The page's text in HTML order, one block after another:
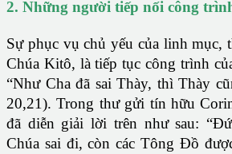
2. Những người tiếp nối công
Sự phục vụ chủ yếu của linh mục,
Chúa Kitô, là tiếp tục công trình
“Như Cha đã sai Thày, thì Thày
20,21). Trong thư gửi tín hữu
đã diễn giải lời trên như sau:
Chúa sai đi, còn các Tông Đồ